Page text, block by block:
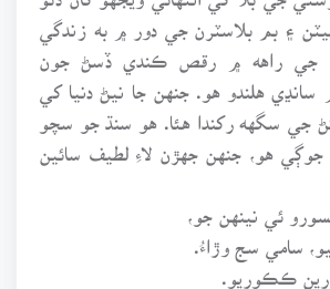
۽ بم بلاسٽرن جي دور ۾ به زندگي
جي راهه ۾ رقص ڪندي ڏسڻ جون
هلندو هو. جنهن جا نيڻ دنيا کي
جي سگهه رکندا هئا. هو سنڌ جو سچو
جوڳي هو، جنهن جهڙن لاءِ لطيف سائين
ئي نينهن جو،
سامي سج وڙاءُ.
ڪڪوريو.